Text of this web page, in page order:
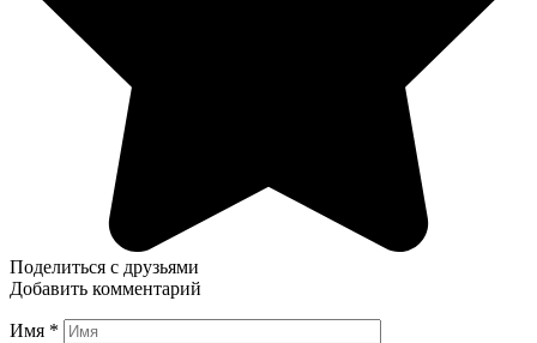
Поделиться с друзьями
Добавить комментарий
Имя *